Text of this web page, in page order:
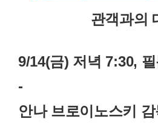
관객과의
9/14(금) 저녁 7:30, 필
-
안나 브로이노스키